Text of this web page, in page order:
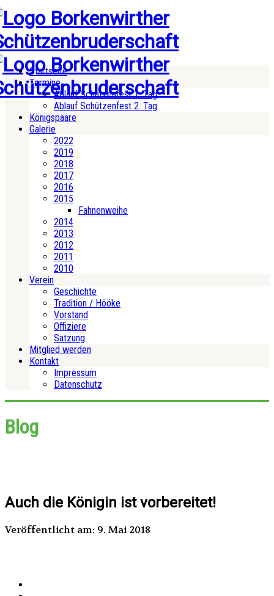
Startseite
Termine
Ablauf Schützenfest 1. Tag
Ablauf Schützenfest 2. Tag
Königspaare
Galerie
2022
2019
2018
2017
2016
2015
Fahnenweihe
2014
2013
2012
2011
2010
Verein
Geschichte
Tradition / Hööke
Vorstand
Offiziere
Satzung
Mitglied werden
Kontakt
Impressum
Datenschutz
Blog
Auch die Königin ist vorbereitet!
Veröffentlicht am: 9. Mai 2018